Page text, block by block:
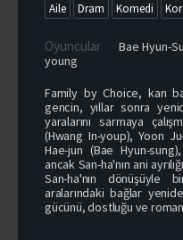
Aile Dram Komedi
Oyuncular Bae Hyun-
young
Family by Choice, kan
gencin, yıllar sonra
yaralarını sarmaya
(Hwang In-youp), Yoon
Hae-jun (Bae Hyun-
ancak San-ha'nın ani
San-ha'nın dönüşüyle
aralarındaki bağlar
gücünü, dostluğu ve